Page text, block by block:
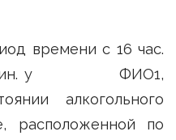
времени с 16 час.
20 мин. у ФИО1,
алкогольного
расположенной по